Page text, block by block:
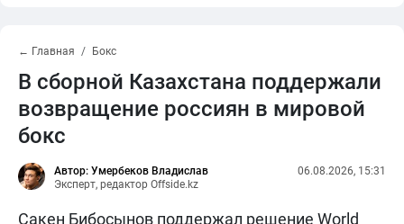
← Главная Бокс
В сборной Казахстана поддержали
возвращение россиян в мировой
бокс
Автор: Умербеков Владислав
Эксперт, редактор Offside.kz
06.08.2026, 15:31
Сакен Бибосынов поддержал решение World